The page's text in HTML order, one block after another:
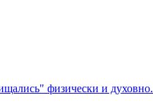
физически и духовно.